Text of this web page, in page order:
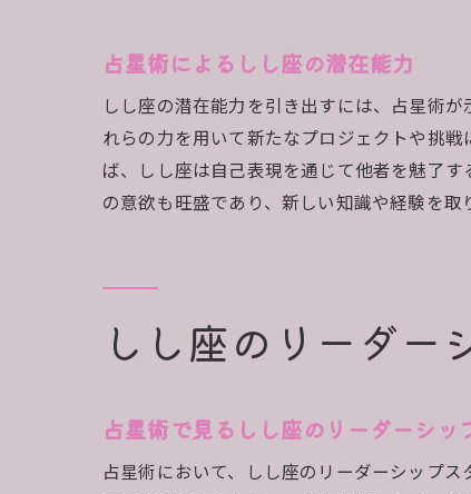
占星術によるしし座の潜在能力
しし座の潜在能力を引き出すには、占星術
れらの力を用いて新たなプロジェクトや挑
ば、しし座は自己表現を通じて他者を魅了
の意欲も旺盛であり、新しい知識や経験を取
しし座のリーダー
占星術で見るしし座のリーダーシッ
占星術において、しし座のリーダーシップ